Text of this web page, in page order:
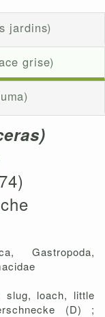
jardins)
grise)
Gastropoda,
slug, loach, little
(D) ;